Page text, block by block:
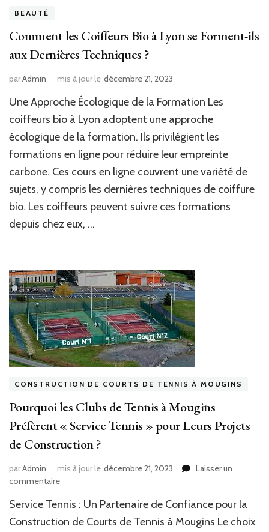
BEAUTÉ
Comment les Coiffeurs Bio à Lyon se Forment-ils
aux Dernières Techniques ?
parAdmin mis à jour le décembre 21, 2023
Une Approche Écologique de la Formation Les
coiffeurs bio à Lyon adoptent une approche
écologique de la formation. Ils privilégient les
formations en ligne pour réduire leur empreinte
carbone. Ces cours en ligne couvrent une variété de
sujets, y compris les dernières techniques de coiffure
bio. Les coiffeurs peuvent suivre ces formations
depuis chez eux, …
CONSTRUCTION DE COURTS DE TENNIS À MOUGINS
Pourquoi les Clubs de Tennis à Mougins
Préfèrent « Service Tennis » pour Leurs Projets
de Construction ?
parAdmin mis à jour le décembre 21, 2023
Laisser un
commentairesur
les
Clubs
Service Tennis : Un Partenaire de Confiance pour la
Construction de Courts de Tennis à Mougins Le choix